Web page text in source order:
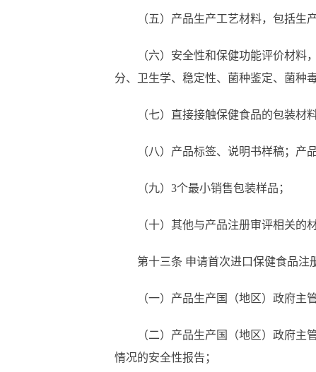
（五）产品生产工艺材料，包括生
（六）安全性和保健功能评价材
分、卫生学、稳定性、菌种鉴定、菌种
（七）直接接触保健食品的包装材
（八）产品标签、说明书样稿；产
（九） 3个最小销售包装样品；
（十）其他与产品注册审评相关的材
第十三条 申请首次进口保健食品注
（一）产品生产国（地区）政府主
（二）产品生产国（地区）政府
情况的安全性报告；